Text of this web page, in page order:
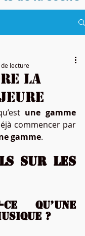
la
lecture
une gamme
commencer par
gamme.
sur les
ce qu’une
?